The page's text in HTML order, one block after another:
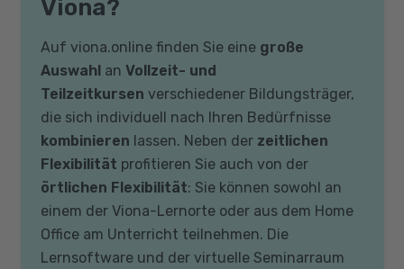
Viona?
Auf viona.online finden Sie eine große
Auswahl an Vollzeit- und
Teilzeitkursen verschiedener Bildungsträger,
die sich individuell nach Ihren Bedürfnisse
kombinieren lassen. Neben der zeitlichen
Flexibilität profitieren Sie auch von der
örtlichen Flexibilität: Sie können sowohl an
einem der Viona-Lernorte oder aus dem Home
Office am Unterricht teilnehmen. Die
Lernsoftware und der virtuelle Seminarraum